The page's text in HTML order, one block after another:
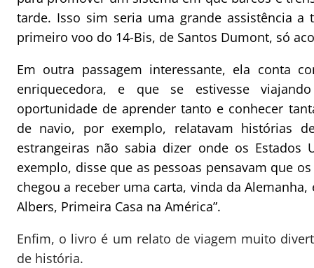
tarde. Isso sim seria uma grande assistência a
primeiro voo do 14-Bis, de Santos Dumont, só
Em outra passagem interessante, ela conta
enriquecedora, e que se estivesse
oportunidade de aprender tanto e conhecer
de navio, por exemplo, relatavam histórias
estrangeiras não sabia dizer onde os
exemplo, disse que as pessoas pensavam que
chegou a receber uma carta, vinda da
Albers, Primeira Casa na América”.
Enfim, o livro é um relato de viagem muito
de história.